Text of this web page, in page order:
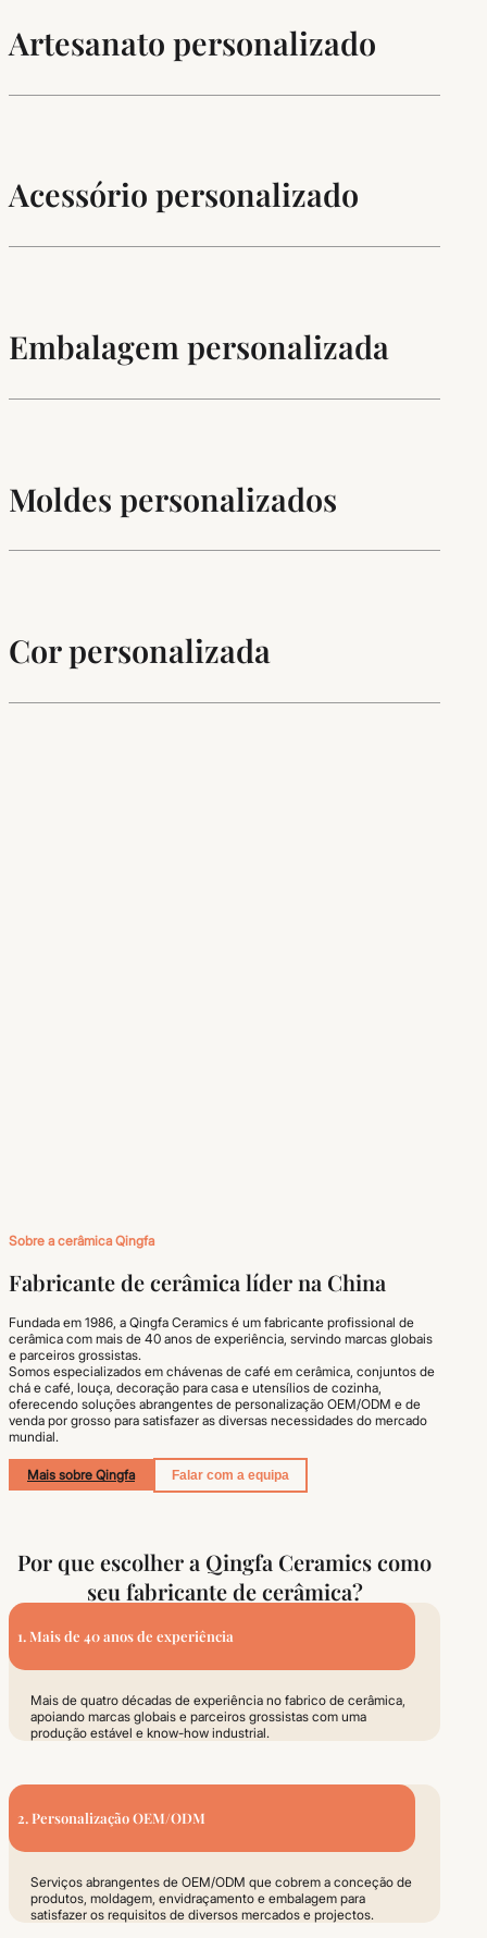
Artesanato personalizado
Acessório personalizado
Embalagem personalizada
Moldes personalizados
Cor personalizada
Sobre a cerâmica Qingfa
Fabricante de cerâmica líder na China
Fundada em 1986, a Qingfa Ceramics é um fabricante profissional de
cerâmica com mais de 40 anos de experiência, servindo marcas globais
e parceiros grossistas.
Somos especializados em chávenas de café em cerâmica, conjuntos de
chá e café, louça, decoração para casa e utensílios de cozinha,
oferecendo soluções abrangentes de personalização OEM/ODM e de
venda por grosso para satisfazer as diversas necessidades do mercado
mundial.
Mais sobre Qingfa Falar com a equipa
Por que escolher a Qingfa Ceramics como
seu fabricante de cerâmica?
1. Mais de 40 anos de experiência
Mais de quatro décadas de experiência no fabrico de cerâmica,
apoiando marcas globais e parceiros grossistas com uma
produção estável e know-how industrial.
2. Personalização OEM/ODM
Serviços abrangentes de OEM/ODM que cobrem a conceção de
produtos, moldagem, envidraçamento e embalagem para
satisfazer os requisitos de diversos mercados e projectos.